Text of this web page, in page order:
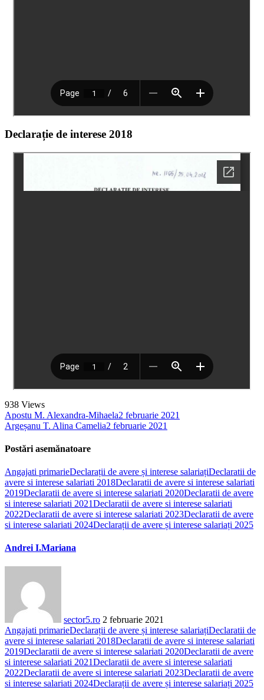
Declarație de interese 2018
938 Views
Apostu M. Alexandra-Mihaela2 februarie 2021
Argeșanu T. Alina Camelia2 februarie 2021
Postări asemănatoare
Angajati primarieDeclarații de avere și interese salariațiDeclaratii de
avere si interese salariati 2018Declaratii de avere si interese salariati
2019Declaratii de avere si interese salariati 2020Declaratii de avere
si interese salariati 2021Declaratii de avere si interese salariati
2022Declaratii de avere si interese salariati 2023Declaratii de avere
si interese salariati 2024Declarații de avere și interese salariați 2025
Andrei I.Mariana
sector5.ro 2 februarie 2021
Angajati primarieDeclarații de avere și interese salariațiDeclaratii de
avere si interese salariati 2018Declaratii de avere si interese salariati
2019Declaratii de avere si interese salariati 2020Declaratii de avere
si interese salariati 2021Declaratii de avere si interese salariati
2022Declaratii de avere si interese salariati 2023Declaratii de avere
si interese salariati 2024Declarații de avere și interese salariați 2025